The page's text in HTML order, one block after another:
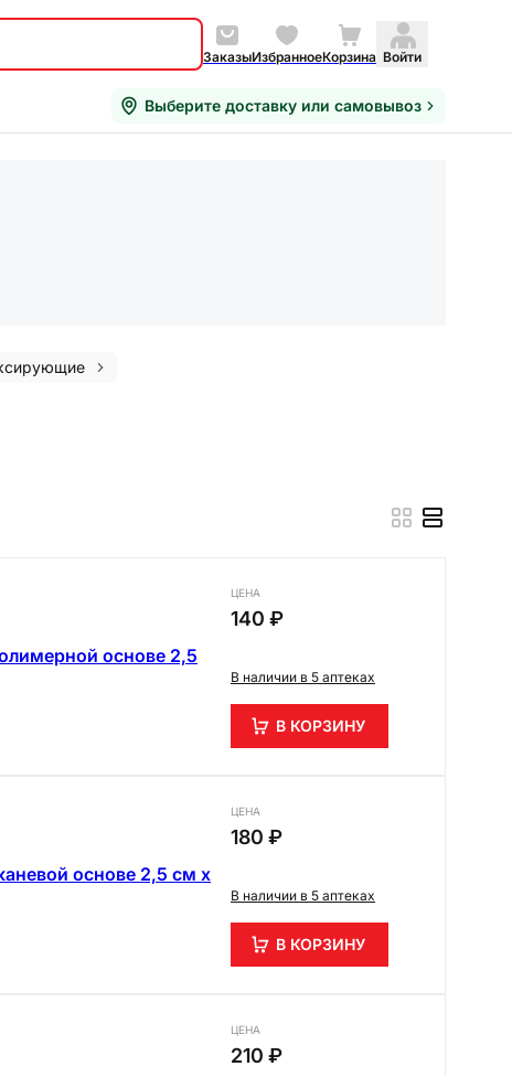
ЗаказыИзбранноеКорзина Войти
Выберите доставку или самовывоз
основе 2,5
ЦЕНА
140 ₽
В наличии в 5 аптеках
В КОРЗИНУ
основе 2,5 см х
ЦЕНА
180 ₽
В наличии в 5 аптеках
В КОРЗИНУ
ЦЕНА
210 ₽